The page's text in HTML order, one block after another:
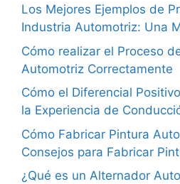
Los Mejores Ejemplos de
Industria Automotriz: Una
Cómo realizar el Proceso
Automotriz Correctamente
Cómo el Diferencial
la Experiencia de
Cómo Fabricar Pintura
Consejos para Fabricar
¿Qué es un Alternador